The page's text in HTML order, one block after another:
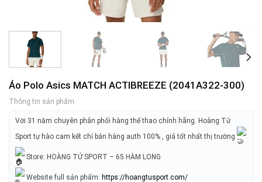
Áo Polo Asics MATCH ACTIBREEZE (2041A322-300)
Thông tin sản phẩm
Với 31 năm chuyên phân phối hàng thể thao chính hãng. Hoàng Tử
Sport tự hào cam kết chỉ bán hàng auth 100% , giá tốt nhất thị trường
Store: HOÀNG TỬ SPORT – 65 HÀM LONG
Website full sản phẩm: https://hoangtusport.com/